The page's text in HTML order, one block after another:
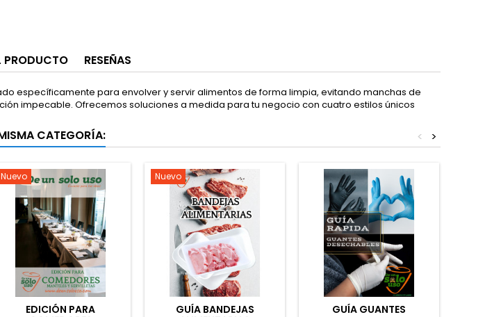
PRODUCTO RESEÑAS
específicamente para envolver y servir alimentos de forma limpia, evitando manchas de
impecable. Ofrecemos soluciones a medida para tu negocio con cuatro estilos únicos
CATEGORÍA: >
<
Nuevo
EDICIÓN PARA
Nuevo
GUÍA BANDEJAS
GUÍA GUANTES